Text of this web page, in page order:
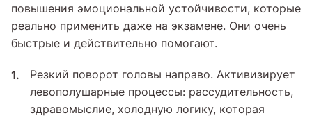
повышения эмоциональной устойчивости, которые
реально применить даже на экзамене. Они очень
быстрые и действительно помогают.
Резкий поворот головы направо. Активизирует
левополушарные процессы: рассудительность,
здравомыслие, холодную логику, которая